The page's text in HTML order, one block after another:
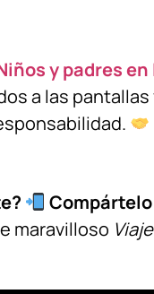
y padres
a las
Compártelo
maravilloso